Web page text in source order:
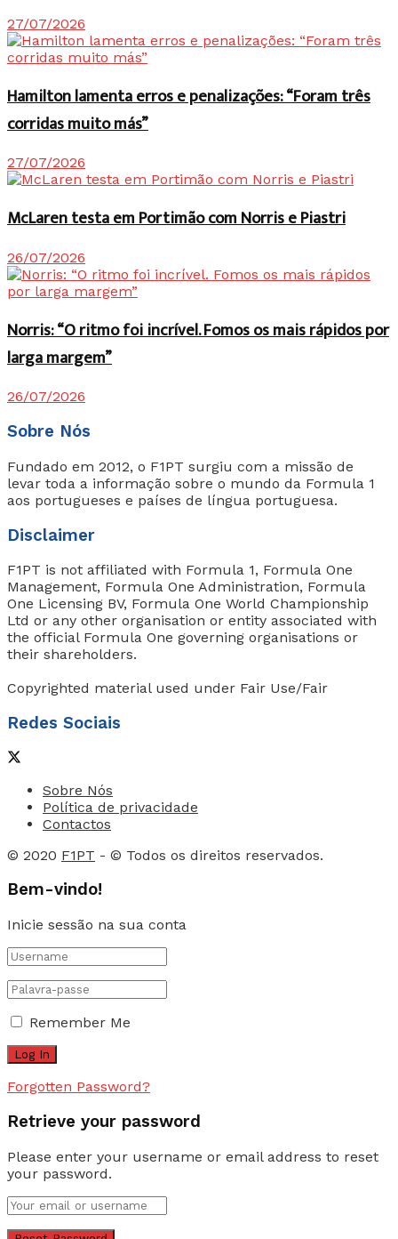
27/07/2026
Hamilton lamenta erros e penalizações: “Foram três
corridas muito más”
27/07/2026
McLaren testa em Portimão com Norris e Piastri
26/07/2026
Norris: “O ritmo foi incrível. Fomos os mais rápidos por
larga margem”
26/07/2026
Sobre Nós
Fundado em 2012, o F1PT surgiu com a missão de
levar toda a informação sobre o mundo da Formula 1
aos portugueses e países de língua portuguesa.
Disclaimer
F1PT is not affiliated with Formula 1, Formula One
Management, Formula One Administration, Formula
One Licensing BV, Formula One World Championship
Ltd or any other organisation or entity associated with
the official Formula One governing organisations or
their shareholders.
Copyrighted material used under Fair Use/Fair
Redes Sociais
Sobre Nós
Política de privacidade
Contactos
© 2020 F1PT - © Todos os direitos reservados.
Bem-vindo!
Inicie sessão na sua conta
Remember Me
Forgotten Password?
Retrieve your password
Please enter your username or email address to reset
your password.